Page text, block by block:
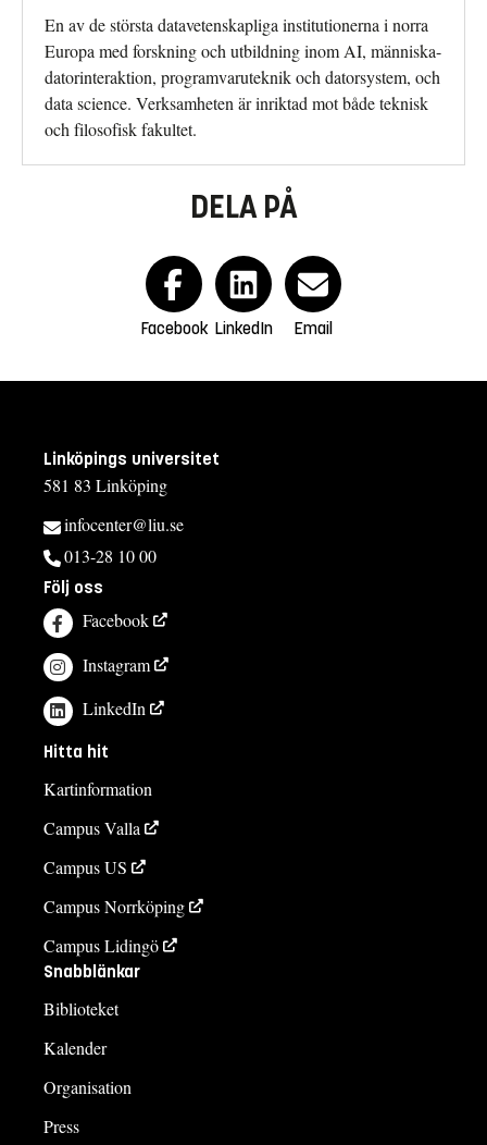
En av de största datavetenskapliga institutionerna i norra
Europa med forskning och utbildning inom AI, människa-
datorinteraktion, programvaruteknik och datorsystem, och
data science. Verksamheten är inriktad mot både teknisk
och filosofisk fakultet.
DELA PÅ
Facebook LinkedIn Email
Linköpings universitet
581 83 Linköping
infocenter@liu.se
013-28 10 00
Följ oss
Facebook
Instagram
LinkedIn
Hitta hit
Kartinformation
Campus Valla
Campus US
Campus Norrköping
Campus Lidingö
Snabblänkar
Biblioteket
Kalender
Organisation
Press